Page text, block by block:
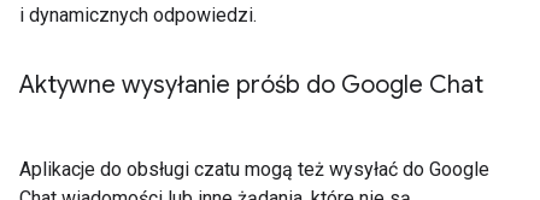
i dynamicznych odpowiedzi.
Aktywne wysyłanie próśb do Google Chat
Aplikacje do obsługi czatu mogą też wysyłać do Google